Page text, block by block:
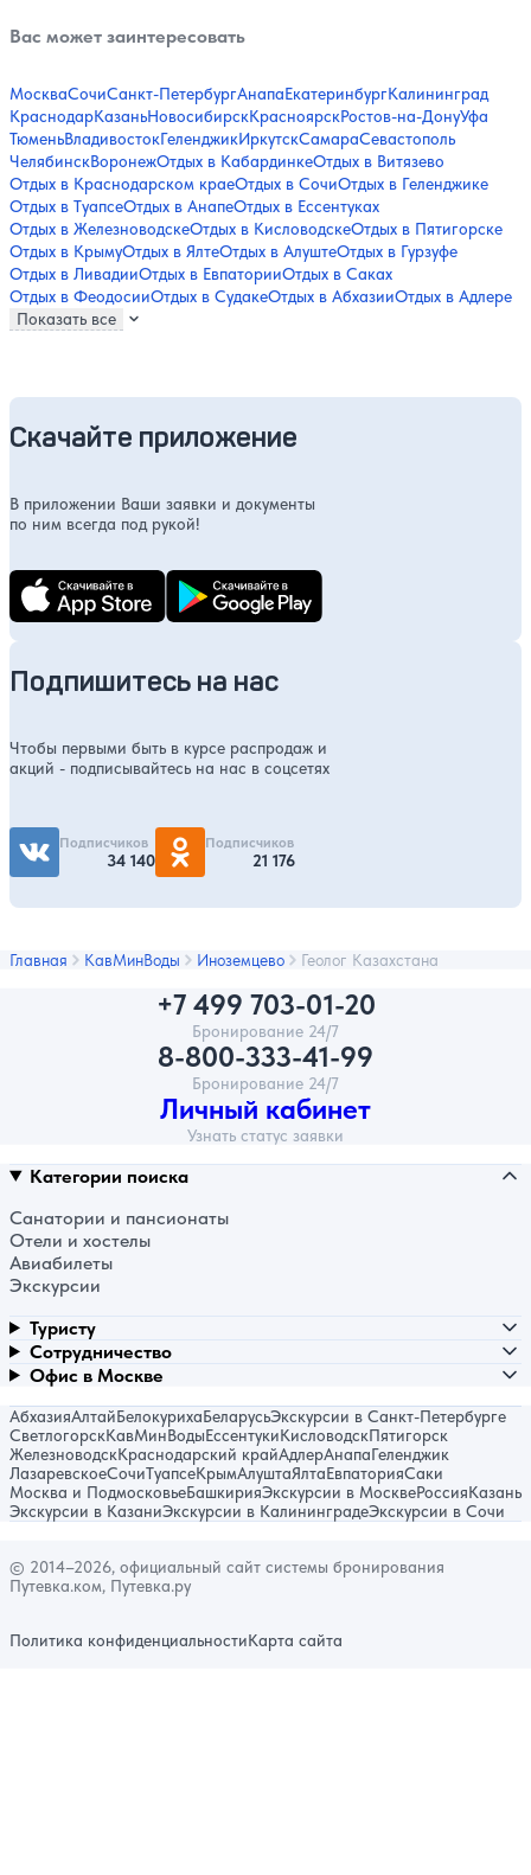
Вас может заинтересовать
МоскваСочиСанкт-ПетербургАнапаЕкатеринбургКалининград
КраснодарКазаньНовосибирскКрасноярскРостов-на-ДонуУфа
ТюменьВладивостокГеленджикИркутскСамараСевастополь
ЧелябинскВоронежОтдых в КабардинкеОтдых в Витязево
Отдых в Краснодарском краеОтдых в СочиОтдых в Геленджике
Отдых в ТуапсеОтдых в АнапеОтдых в Ессентуках
Отдых в ЖелезноводскеОтдых в КисловодскеОтдых в Пятигорске
Отдых в КрымуОтдых в ЯлтеОтдых в АлуштеОтдых в Гурзуфе
Отдых в ЛивадииОтдых в ЕвпаторииОтдых в Саках
Отдых в ФеодосииОтдых в СудакеОтдых в АбхазииОтдых в Адлере
Показать все
Скачайте приложение
В приложении Ваши заявки и документы
по ним всегда под рукой!
Подпишитесь на нас
Чтобы первыми быть в курсе распродаж и
акций - подписывайтесь на нас в соцсетях
Подписчиков
34 140
Подписчиков
21 176
Главная КавМинВоды Иноземцево Геолог Казахстана
+7 499 703-01-20
Бронирование 24/7
8-800-333-41-99
Бронирование 24/7
Личный кабинет
Узнать статус заявки
Категории поиска
Санатории и пансионаты
Отели и хостелы
Авиабилеты
Экскурсии
Туристу
Сотрудничество
Офис в Москве
АбхазияАлтайБелокурихаБеларусьЭкскурсии в Санкт-Петербурге
СветлогорскКавМинВодыЕссентукиКисловодскПятигорск
ЖелезноводскКраснодарский крайАдлерАнапаГеленджик
ЛазаревскоеСочиТуапсеКрымАлуштаЯлтаЕвпаторияСаки
Москва и ПодмосковьеБашкирияЭкскурсии в МосквеРоссияКазань
Экскурсии в КазаниЭкскурсии в КалининградеЭкскурсии в Сочи
© 2014–2026, официальный сайт системы бронирования
Путевка.ком, Путевка.ру
Политика конфиденциальностиКарта сайта